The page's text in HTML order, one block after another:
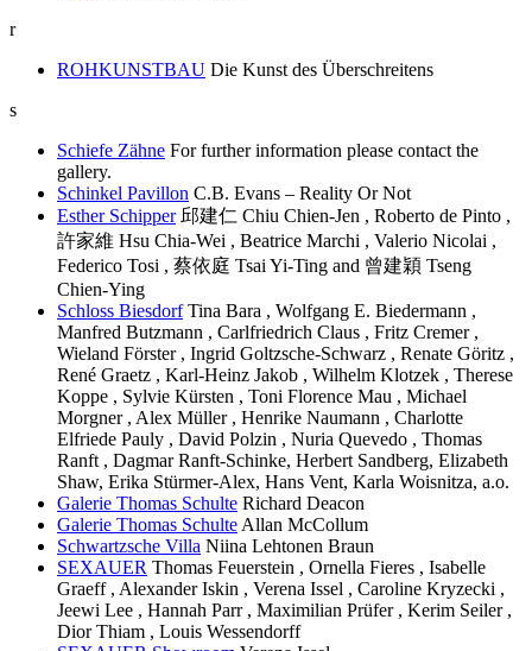
r
ROHKUNSTBAU Die Kunst des Überschreitens
s
Schiefe Zähne For further information please contact the
gallery.
Schinkel Pavillon C.B. Evans – Reality Or Not
Esther Schipper 邱建仁 Chiu Chien-Jen , Roberto de Pinto ,
許家維 Hsu Chia-Wei , Beatrice Marchi , Valerio Nicolai ,
Federico Tosi , 蔡依庭 Tsai Yi-Ting and 曾建穎 Tseng
Chien-Ying
Schloss Biesdorf Tina Bara , Wolfgang E. Biedermann ,
Manfred Butzmann , Carlfriedrich Claus , Fritz Cremer ,
Wieland Förster , Ingrid Goltzsche-Schwarz , Renate Göritz ,
René Graetz , Karl-Heinz Jakob , Wilhelm Klotzek , Therese
Koppe , Sylvie Kürsten , Toni Florence Mau , Michael
Morgner , Alex Müller , Henrike Naumann , Charlotte
Elfriede Pauly , David Polzin , Nuria Quevedo , Thomas
Ranft , Dagmar Ranft-Schinke, Herbert Sandberg, Elizabeth
Shaw, Erika Stürmer-Alex, Hans Vent, Karla Woisnitza, a.o.
Galerie Thomas Schulte Richard Deacon
Galerie Thomas Schulte Allan McCollum
Schwartzsche Villa Niina Lehtonen Braun
SEXAUER Thomas Feuerstein , Ornella Fieres , Isabelle
Graeff , Alexander Iskin , Verena Issel , Caroline Kryzecki ,
Jeewi Lee , Hannah Parr , Maximilian Prüfer , Kerim Seiler ,
Dior Thiam , Louis Wessendorff